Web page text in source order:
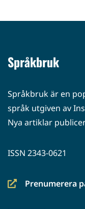
Språkbruk
Språkbruk är en
språk utgiven av
Nya artiklar
ISSN 2343-0621
Prenumerera
(siirryt